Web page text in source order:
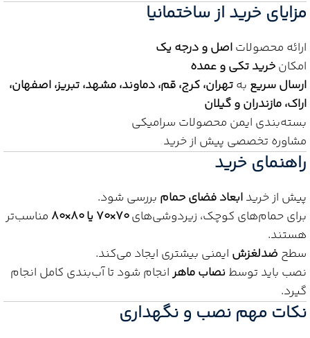
مزایای خرید از ساختمانیا
ارائه محصولاتاصل و درجه یک
امکانخرید تکی و عمده
ارسال سریع بهتهران، کرج، قم، دماوند، مشهد، تبریز، اصفهان،
اراک، مازندران و گیلان
بسته‌بندی ایمن محصولات سرامیکی
مشاوره تخصصی پیش از خرید
راهنمای خرید
پیش از خریدابعاد فضای حمام بررسی شود.
برای حمام‌های کوچک، زیردوشی‌های۷۰×۷۰ یا ۸۰×۸۰
مناسب‌تر
هستند.
سطح ضدلغزش ایمنی بیشتری ایجاد می‌کند.
نصب باید توسط نصاب ماهرانجام شود تا آب‌بندی کامل انجام
گیرد.
نکات مهم نصب و نگهداری